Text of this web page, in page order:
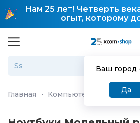
Нам 25 лет! Четверть
опыт, которому
Ваш город
Да
Главная · Компьютеры и ноутбуки